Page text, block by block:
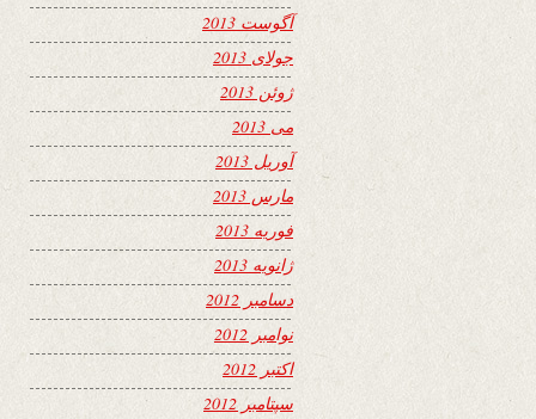
آگوست 2013
جولای 2013
ژوئن 2013
می 2013
آوریل 2013
مارس 2013
فوریه 2013
ژانویه 2013
دسامبر 2012
نوامبر 2012
اکتبر 2012
سپتامبر 2012